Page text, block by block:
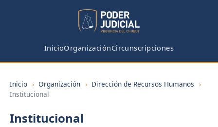
InicioOrganizaciónCircunscripciones
Inicio › Organización › Dirección de Recursos Humanos ›
Institucional
Institucional